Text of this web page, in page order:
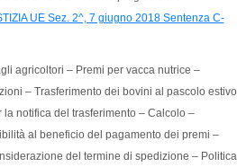
UE Sez. 2^, 7 giugno 2018 Sentenza C-
agricoltori – Premi per vacca nutrice –
– Trasferimento dei bovini al pascolo estivo
la notifica del trasferimento – Calcolo –
al beneficio del pagamento dei premi –
del termine di spedizione – Politica